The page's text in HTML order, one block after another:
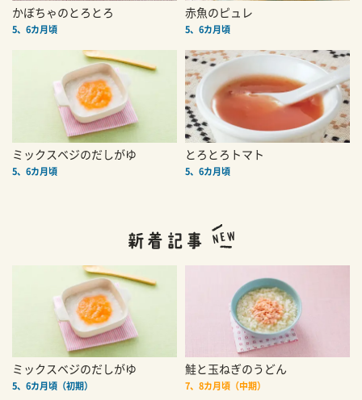
かぼちゃのとろとろ
5、6カ月頃
赤魚のピュレ
5、6カ月頃
ミックスベジのだしがゆ
5、6カ月頃
とろとろトマト
5、6カ月頃
ミックスベジのだしがゆ
5、6カ月頃（初期）
鮭と玉ねぎのうどん
7、8カ月頃（中期）